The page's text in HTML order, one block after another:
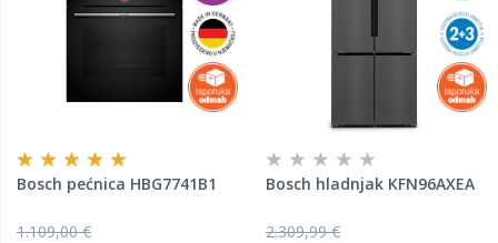
Bosch pećnica HBG7741B1
1.109,00 €
Bosch hladnjak KFN96AXEA
2.309,99 €